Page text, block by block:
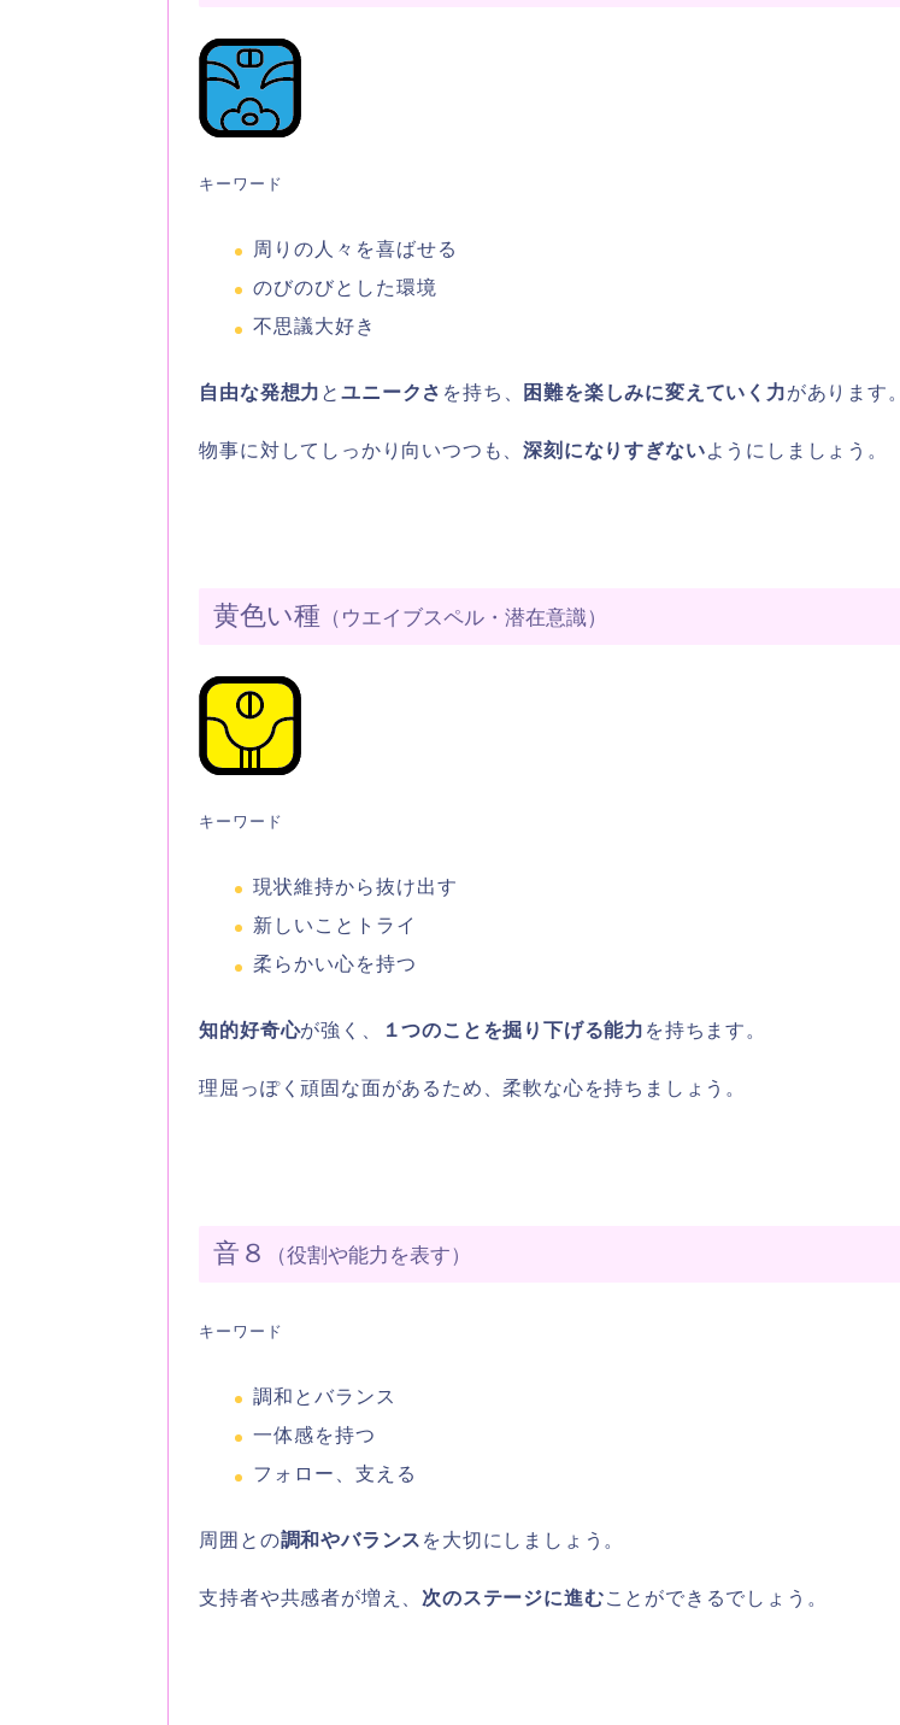
キーワード
周りの人々を喜ばせる
のびのびとした環境
不思議大好き
自由な発想力 とユニークさ を持ち、 困難を楽しみに変えていく力があります。
物事に対してしっかり向いつつも、深刻になりすぎないようにしましょう。
黄色い種 （ウエイブスペル・潜在意識）
キーワード
現状維持から抜け出す
新しいことトライ
柔らかい心を持つ
知的好奇心が強く、 １つのことを掘り下げる能力 を持ちます。
理屈っぽく頑固な面があるため、柔軟な心を持ちましょう。
音８ （役割や能力を表す）
キーワード
調和とバランス
一体感を持つ
フォロー、支える
周囲との調和やバランス を大切にしましょう。
支持者や共感者が増え、 次のステージに進むことができるでしょう。